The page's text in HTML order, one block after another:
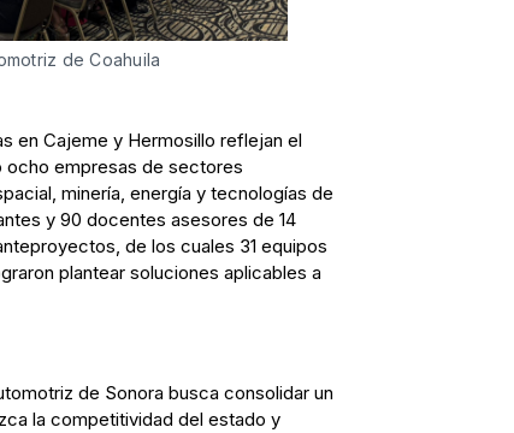
de Coahuila
en Cajeme y Hermosillo reflejan el
ocho empresas de sectores
minería, energía y tecnologías de
y 90 docentes asesores de 14
de los cuales 31 equipos
plantear soluciones aplicables a
de Sonora busca consolidar un
la competitividad del estado y